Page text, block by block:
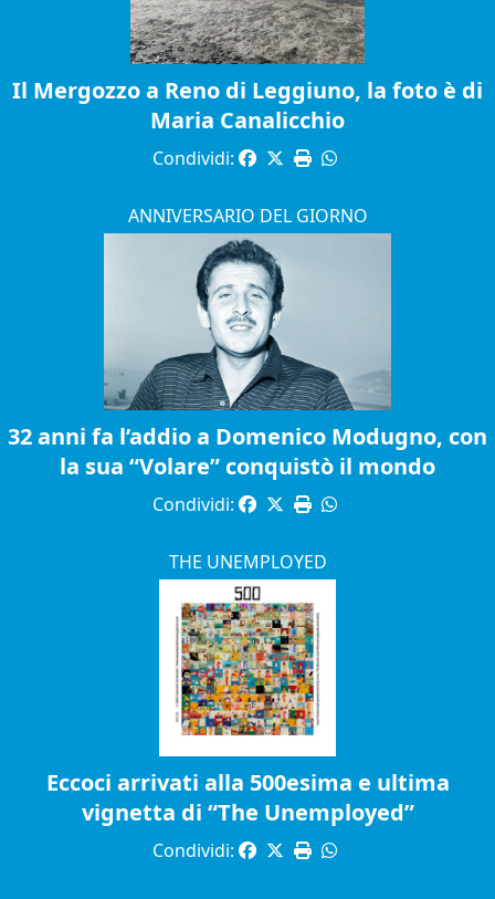
Il Mergozzo a Reno di Leggiuno, la foto è di
Maria Canalicchio
Condividi:
ANNIVERSARIO DEL GIORNO
32 anni fa l’addio a Domenico Modugno, con
la sua “Volare” conquistò il mondo
Condividi:
THE UNEMPLOYED
Eccoci arrivati alla 500esima e ultima
vignetta di “The Unemployed”
Condividi: